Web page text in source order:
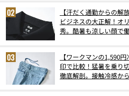
【汗だく通勤からの解
ビジネスの大正解！オ
秀。酷暑も涼しい顔で
【ワークマンの1,590
印で比較！猛暑を乗り
徹底解剖。接触冷感か